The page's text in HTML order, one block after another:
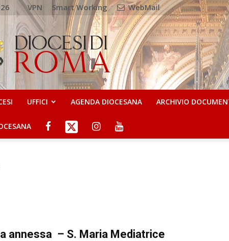
VPN Smart Working WebMail
UFFICI AGENDA DIOCESANA ARCHIVIO
annessa – S. Maria Mediatrice